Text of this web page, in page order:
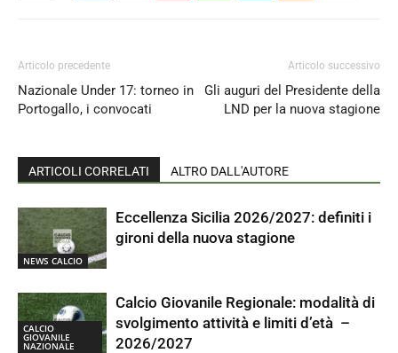
Articolo precedente
Nazionale Under 17: torneo in
Portogallo, i convocati
Articolo successivo
Gli auguri del Presidente della
LND per la nuova stagione
ARTICOLI CORRELATI ALTRO DALL'AUTORE
NEWS CALCIO
Eccellenza Sicilia 2026/2027: definiti i
gironi della nuova stagione
CALCIO
GIOVANILE
NAZIONALE
Calcio Giovanile Regionale: modalità di
svolgimento attività e limiti d’età –
2026/2027